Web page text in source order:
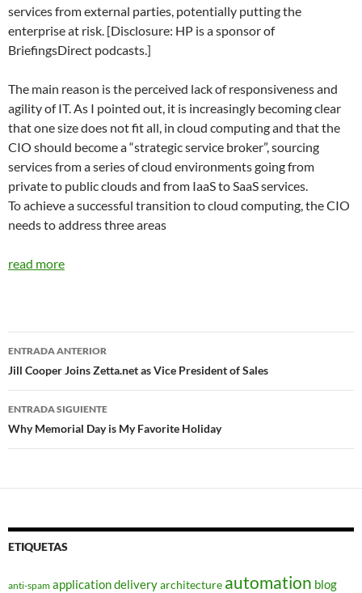
services from external parties, potentially putting the
enterprise at risk. [Disclosure: HP is a sponsor of
BriefingsDirect podcasts.]
The main reason is the perceived lack of responsiveness and
agility of IT. As I pointed out, it is increasingly becoming clear
that one size does not fit all, in cloud computing and that the
CIO should become a “strategic service broker”, sourcing
services from a series of cloud environments going from
private to public clouds and from IaaS to SaaS services.
To achieve a successful transition to cloud computing, the CIO
needs to address three areas
read more
Navegador
de
entradas
ENTRADA ANTERIOR
Jill Cooper Joins Zetta.net as Vice President of Sales
ENTRADA SIGUIENTE
Why Memorial Day is My Favorite Holiday
ETIQUETAS
anti-spam application deliveryarchitecture automation blog